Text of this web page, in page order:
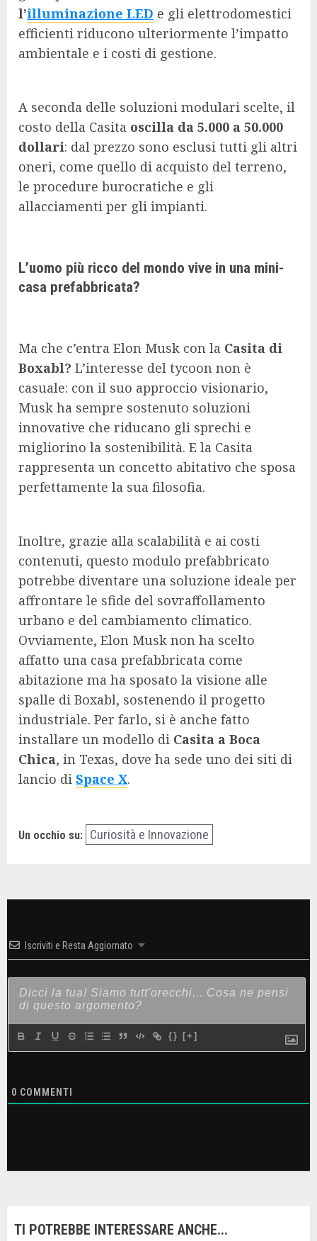
l’illuminazione LED e gli elettrodomestici
efficienti riducono ulteriormente l’impatto
ambientale e i costi di gestione.
A seconda delle soluzioni modulari scelte, il
costo della Casita oscilla da 5.000 a 50.000
dollari: dal prezzo sono esclusi tutti gli altri
oneri, come quello di acquisto del terreno,
le procedure burocratiche e gli
allacciamenti per gli impianti.
L’uomo più ricco del mondo vive in una mini-
casa prefabbricata?
Ma che c’entra Elon Musk con la Casita di
Boxabl? L’interesse del tycoon non è
casuale: con il suo approccio visionario,
Musk ha sempre sostenuto soluzioni
innovative che riducano gli sprechi e
migliorino la sostenibilità. E la Casita
rappresenta un concetto abitativo che sposa
perfettamente la sua filosofia.
Inoltre, grazie alla scalabilità e ai costi
contenuti, questo modulo prefabbricato
potrebbe diventare una soluzione ideale per
affrontare le sfide del sovraffollamento
urbano e del cambiamento climatico.
Ovviamente, Elon Musk non ha scelto
affatto una casa prefabbricata come
abitazione ma ha sposato la visione alle
spalle di Boxabl, sostenendo il progetto
industriale. Per farlo, si è anche fatto
installare un modello di Casita a Boca
Chica, in Texas, dove ha sede uno dei siti di
lancio di Space X.
Un occhio su: Curiosità e Innovazione
Iscriviti e Resta Aggiornato
{} [+]
0 COMMENTI
TI POTREBBE INTERESSARE ANCHE...